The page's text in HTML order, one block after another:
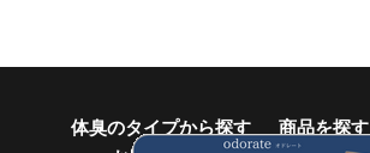
体臭のタイプから探す 商品を探す